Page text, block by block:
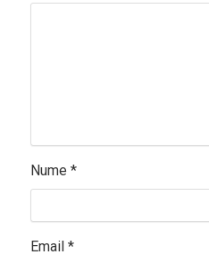
Nume *
Email *